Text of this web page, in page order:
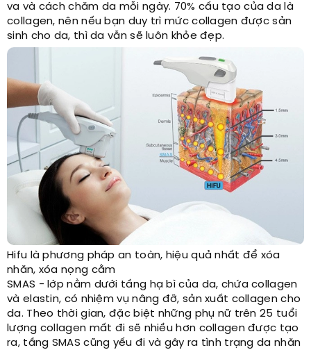
va và cách chăm da mỗi ngày. 70% cấu tạo của da là
collagen, nên nếu bạn duy trì mức collagen được sản
sinh cho da, thì da vẫn sẽ luôn khỏe đẹp.
Hifu là phương pháp an toàn, hiệu quả nhất để xóa
nhăn, xóa nọng cằm
SMAS - lớp nằm dưới tầng hạ bì của da, chứa collagen
và elastin, có nhiệm vụ nâng đỡ, sản xuất collagen cho
da. Theo thời gian, đặc biệt những phụ nữ trên 25 tuổi
lượng collagen mất đi sẽ nhiều hơn collagen được tạo
ra, tầng SMAS cũng yếu đi và gây ra tình trạng da nhăn